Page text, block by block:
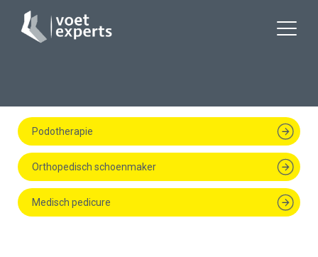
Podotherapie
Orthopedisch schoenmaker
Medisch pedicure